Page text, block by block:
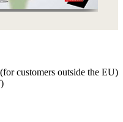
customers outside the EU)